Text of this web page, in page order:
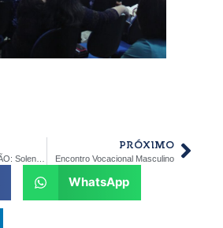
PRÓXIMO
Encontro Vocacional Masculino
WhatsApp